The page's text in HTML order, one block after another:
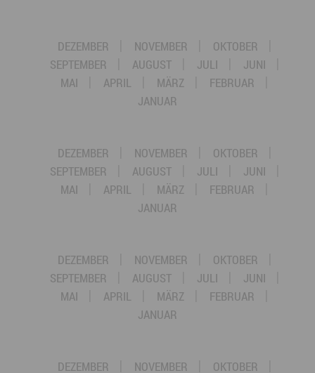
DEZEMBER NOVEMBER
OKTOBER
SEPTEMBER
AUGUST JULI
JUNI
MAI
APRIL MÄRZ
FEBRUAR
JANUAR
DEZEMBER NOVEMBER
OKTOBER
SEPTEMBER
AUGUST JULI
JUNI
MAI
APRIL MÄRZ
FEBRUAR
JANUAR
DEZEMBER NOVEMBER
OKTOBER
SEPTEMBER
AUGUST JULI
JUNI
MAI
APRIL MÄRZ
FEBRUAR
JANUAR
DEZEMBER NOVEMBER OKTOBER